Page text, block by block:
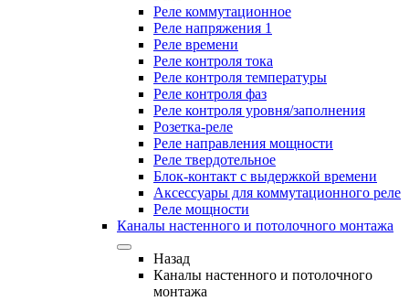
Реле коммутационное
Реле напряжения 1
Реле времени
Реле контроля тока
Реле контроля температуры
Реле контроля фаз
Реле контроля уровня/заполнения
Розетка-реле
Реле направления мощности
Реле твердотельное
Блок-контакт с выдержкой времени
Аксессуары для коммутационного реле
Реле мощности
Каналы настенного и потолочного монтажа
Назад
Каналы настенного и потолочного
монтажа